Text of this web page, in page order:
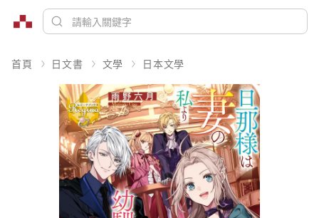
首頁 日文書 文學 日本文學